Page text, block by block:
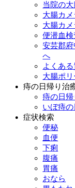
当院の
大腸カ
大腸カ
便潜血
安芸郡
へ
よくある
大腸ポ
痔の日帰り治
痔の日
いぼ痔
症状検索
便秘
血便
下痢
腹痛
胃痛
おなら